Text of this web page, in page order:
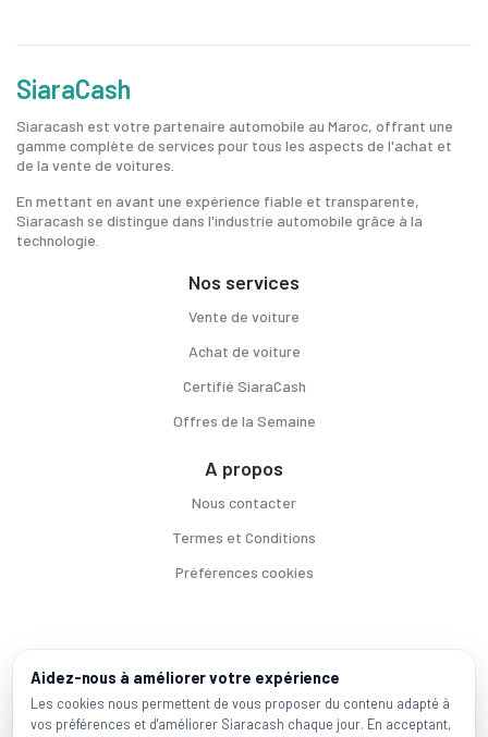
SiaraCash
Siaracash est votre partenaire automobile au Maroc, offrant une
gamme complète de services pour tous les aspects de l'achat et
de la vente de voitures.
En mettant en avant une expérience fiable et transparente,
Siaracash se distingue dans l'industrie automobile grâce à la
technologie.
Nos services
Vente de voiture
Achat de voiture
Certifié SiaraCash
Offres de la Semaine
A propos
Nous contacter
Termes et Conditions
Préférences cookies
Voitures par ville
Casablanca | | Mohammadia |Salé | |
Marques populaires
Aidez-nous à améliorer votre expérience
Les cookies nous permettent de vous proposer du contenu adapté à
vos préférences et d'améliorer Siaracash chaque jour. En acceptant,